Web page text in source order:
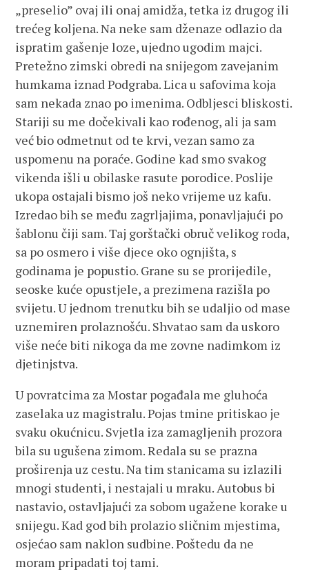
„preselio” ovaj ili onaj amidža, tetka iz drugog ili
trećeg koljena. Na neke sam dženaze odlazio da
ispratim gašenje loze, ujedno ugodim majci.
Pretežno zimski obredi na snijegom zavejanim
humkama iznad Podgraba. Lica u safovima koja
sam nekada znao po imenima. Odbljesci bliskosti.
Stariji su me dočekivali kao rođenog, ali ja sam
već bio odmetnut od te krvi, vezan samo za
uspomenu na poraće. Godine kad smo svakog
vikenda išli u obilaske rasute porodice. Poslije
ukopa ostajali bismo još neko vrijeme uz kafu.
Izredao bih se među zagrljajima, ponavljajući po
šablonu čiji sam. Taj gorštački obruč velikog roda,
sa po osmero i više djece oko ognjišta, s
godinama je popustio. Grane su se prorijedile,
seoske kuće opustjele, a prezimena razišla po
svijetu. U jednom trenutku bih se udaljio od mase
uznemiren prolaznošću. Shvatao sam da uskoro
više neće biti nikoga da me zovne nadimkom iz
djetinjstva.
U povratcima za Mostar pogađala me gluhoća
zaselaka uz magistralu. Pojas tmine pritiskao je
svaku okućnicu. Svjetla iza zamagljenih prozora
bila su ugušena zimom. Redala su se prazna
proširenja uz cestu. Na tim stanicama su izlazili
mnogi studenti, i nestajali u mraku. Autobus bi
nastavio, ostavljajući za sobom ugažene korake u
snijegu. Kad god bih prolazio sličnim mjestima,
osjećao sam naklon sudbine. Poštedu da ne
moram pripadati toj tami.